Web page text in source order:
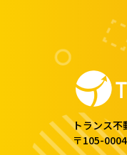
トランス不
〒105-